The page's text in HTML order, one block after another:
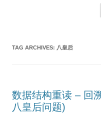
TAG ARCHIVES: 八皇后
数据结构重读 – 回
八皇后问题)